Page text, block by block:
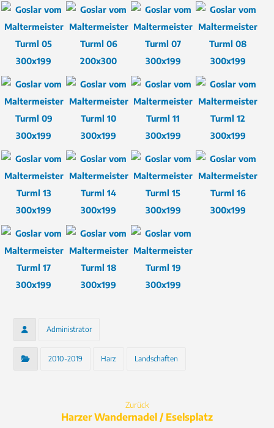
Administrator
2010-2019 Harz Landschaften
Zurück
Harzer Wandernadel / Eselsplatz